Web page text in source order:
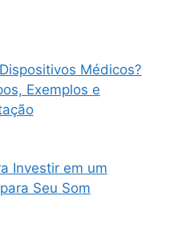
Médicos?
Exemplos e
Investir em um
Seu Som